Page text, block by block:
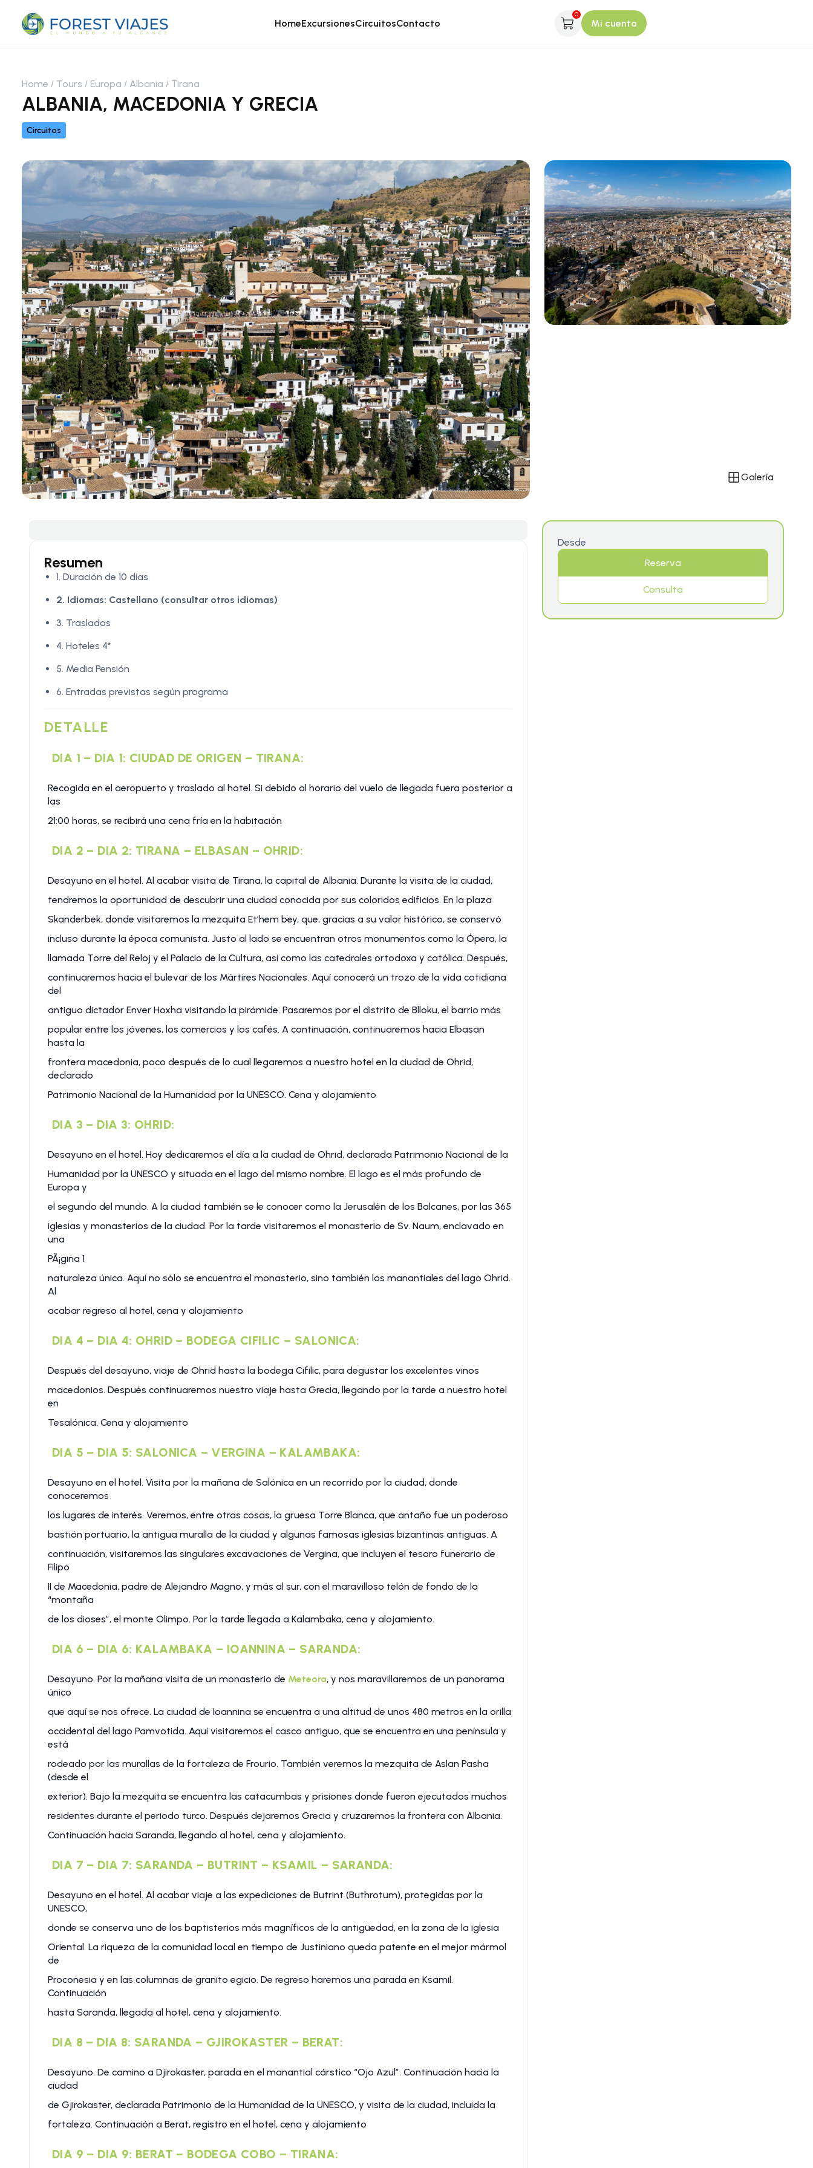
HomeExcursionesCircuitosContacto
0
Mi cuenta
Home Tours Europa Albania Tirana
ALBANIA, MACEDONIA Y GRECIA
Circuitos
Galería
Resumen
1. Duración de 10 días
2. Idiomas: Castellano (consultar otros idiomas)
3. Traslados
4. Hoteles 4*
5. Media Pensión
6. Entradas previstas según programa
DETALLE
DIA 1 – DIA 1: CIUDAD DE ORIGEN – TIRANA:
Recogida en el aeropuerto y traslado al hotel. Si debido al horario del vuelo de llegada fuera posterior a
las
21:00 horas, se recibirá una cena fría en la habitación
DIA 2 – DIA 2: TIRANA – ELBASAN – OHRID:
Desayuno en el hotel. Al acabar visita de Tirana, la capital de Albania. Durante la visita de la ciudad,
tendremos la oportunidad de descubrir una ciudad conocida por sus coloridos edificios. En la plaza
Skanderbek, donde visitaremos la mezquita Et’hem bey, que, gracias a su valor histórico, se conservó
incluso durante la época comunista. Justo al lado se encuentran otros monumentos como la Ópera, la
llamada Torre del Reloj y el Palacio de la Cultura, así como las catedrales ortodoxa y católica. Después,
continuaremos hacia el bulevar de los Mártires Nacionales. Aquí conocerá un trozo de la vida cotidiana
del
antiguo dictador Enver Hoxha visitando la pirámide. Pasaremos por el distrito de Blloku, el barrio más
popular entre los jóvenes, los comercios y los cafés. A continuación, continuaremos hacia Elbasan
hasta la
frontera macedonia, poco después de lo cual llegaremos a nuestro hotel en la ciudad de Ohrid,
declarado
Patrimonio Nacional de la Humanidad por la UNESCO. Cena y alojamiento
DIA 3 – DIA 3: OHRID:
Desayuno en el hotel. Hoy dedicaremos el día a la ciudad de Ohrid, declarada Patrimonio Nacional de la
Humanidad por la UNESCO y situada en el lago del mismo nombre. El lago es el más profundo de
Europa y
el segundo del mundo. A la ciudad también se le conocer como la Jerusalén de los Balcanes, por las 365
iglesias y monasterios de la ciudad. Por la tarde visitaremos el monasterio de Sv. Naum, enclavado en
una
PÃ¡gina 1
naturaleza única. Aquí no sólo se encuentra el monasterio, sino también los manantiales del lago Ohrid.
Al
acabar regreso al hotel, cena y alojamiento
DIA 4 – DIA 4: OHRID – BODEGA CIFILIC – SALONICA:
Después del desayuno, viaje de Ohrid hasta la bodega Cifilic, para degustar los excelentes vinos
macedonios. Después continuaremos nuestro viaje hasta Grecia, llegando por la tarde a nuestro hotel
en
Tesalónica. Cena y alojamiento
DIA 5 – DIA 5: SALONICA – VERGINA – KALAMBAKA:
Desayuno en el hotel. Visita por la mañana de Salónica en un recorrido por la ciudad, donde
conoceremos
los lugares de interés. Veremos, entre otras cosas, la gruesa Torre Blanca, que antaño fue un poderoso
bastión portuario, la antigua muralla de la ciudad y algunas famosas iglesias bizantinas antiguas. A
continuación, visitaremos las singulares excavaciones de Vergina, que incluyen el tesoro funerario de
Filipo
II de Macedonia, padre de Alejandro Magno, y más al sur, con el maravilloso telón de fondo de la
“montaña
de los dioses”, el monte Olimpo. Por la tarde llegada a Kalambaka, cena y alojamiento.
DIA 6 – DIA 6: KALAMBAKA – IOANNINA – SARANDA:
Desayuno. Por la mañana visita de un monasterio de Meteora, y nos maravillaremos de un panorama
único
que aquí se nos ofrece. La ciudad de Ioannina se encuentra a una altitud de unos 480 metros en la orilla
occidental del lago Pamvotida. Aquí visitaremos el casco antiguo, que se encuentra en una península y
está
rodeado por las murallas de la fortaleza de Frourio. También veremos la mezquita de Aslan Pasha
(desde el
exterior). Bajo la mezquita se encuentra las catacumbas y prisiones donde fueron ejecutados muchos
residentes durante el periodo turco. Después dejaremos Grecia y cruzaremos la frontera con Albania.
Continuación hacia Saranda, llegando al hotel, cena y alojamiento.
DIA 7 – DIA 7: SARANDA – BUTRINT – KSAMIL – SARANDA:
Desayuno en el hotel. Al acabar viaje a las expediciones de Butrint (Buthrotum), protegidas por la
UNESCO,
donde se conserva uno de los baptisterios más magníficos de la antigüedad, en la zona de la iglesia
Oriental. La riqueza de la comunidad local en tiempo de Justiniano queda patente en el mejor mármol
de
Proconesia y en las columnas de granito egicio. De regreso haremos una parada en Ksamil.
Continuación
hasta Saranda, llegada al hotel, cena y alojamiento.
DIA 8 – DIA 8: SARANDA – GJIROKASTER – BERAT:
Desayuno. De camino a Djirokaster, parada en el manantial cárstico “Ojo Azul”. Continuación hacia la
ciudad
de Gjirokaster, declarada Patrimonio de la Humanidad de la UNESCO, y visita de la ciudad, incluida la
fortaleza. Continuación a Berat, registro en el hotel, cena y alojamiento
DIA 9 – DIA 9: BERAT – BODEGA COBO – TIRANA:
Desde
Reserva
Consulta